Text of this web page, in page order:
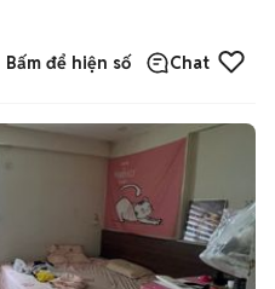
Bấm để hiện số Chat